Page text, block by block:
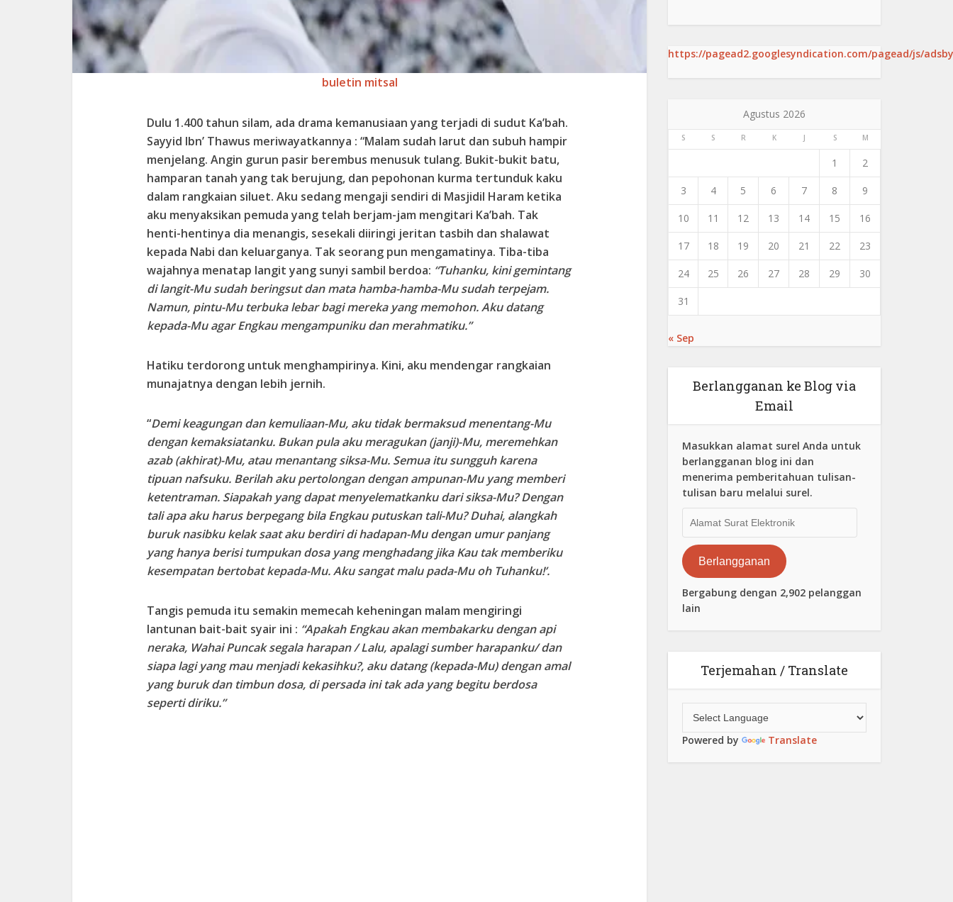
buletin mitsal
Dulu 1.400 tahun silam, ada drama kemanusiaan yang terjadi di sudut Ka’bah.
Sayyid Ibn’ Thawus meriwayatkannya : “Malam sudah larut dan subuh hampir
menjelang. Angin gurun pasir berembus menusuk tulang. Bukit-bukit batu,
hamparan tanah yang tak berujung, dan pepohonan kurma tertunduk kaku
dalam rangkaian siluet. Aku sedang mengaji sendiri di Masjidil Haram ketika
aku menyaksikan pemuda yang telah berjam-jam mengitari Ka’bah. Tak
henti-hentinya dia menangis, sesekali diiringi jeritan tasbih dan shalawat
kepada Nabi dan keluarganya. Tak seorang pun mengamatinya. Tiba-tiba
wajahnya menatap langit yang sunyi sambil berdoa: “Tuhanku, kini gemintang
di langit-Mu sudah beringsut dan mata hamba-hamba-Mu sudah terpejam.
Namun, pintu-Mu terbuka lebar bagi mereka yang memohon. Aku datang
kepada-Mu agar Engkau mengampuniku dan merahmatiku.”
Hatiku terdorong untuk menghampirinya. Kini, aku mendengar rangkaian
munajatnya dengan lebih jernih.
“Demi keagungan dan kemuliaan-Mu, aku tidak bermaksud menentang-Mu
dengan kemaksiatanku. Bukan pula aku meragukan (janji)-Mu, meremehkan
azab (akhirat)-Mu, atau menantang siksa-Mu. Semua itu sungguh karena
tipuan nafsuku. Berilah aku pertolongan dengan ampunan-Mu yang memberi
ketentraman. Siapakah yang dapat menyelematkanku dari siksa-Mu? Dengan
tali apa aku harus berpegang bila Engkau putuskan tali-Mu? Duhai, alangkah
buruk nasibku kelak saat aku berdiri di hadapan-Mu dengan umur panjang
yang hanya berisi tumpukan dosa yang menghadang jika Kau tak memberiku
kesempatan bertobat kepada-Mu. Aku sangat malu pada-Mu oh Tuhanku!’.
Tangis pemuda itu semakin memecah keheningan malam mengiringi
lantunan bait-bait syair ini : “Apakah Engkau akan membakarku dengan api
neraka, Wahai Puncak segala harapan / Lalu, apalagi sumber harapanku/ dan
siapa lagi yang mau menjadi kekasihku?, aku datang (kepada-Mu) dengan amal
yang buruk dan timbun dosa, di persada ini tak ada yang begitu berdosa
seperti diriku.”
https://pagead2.googlesyndication.com/pagead/js/
Agustus 2026
S S R K J S M
1 2
3 4 5 6 7 8 9
10 11 12 13 14 15 16
17 18 19 20 21 22 23
24 25 26 27 28 29 30
31
« Sep
Berlangganan ke Blog via
Email
Masukkan alamat surel Anda untuk
berlangganan blog ini dan
menerima pemberitahuan tulisan-
tulisan baru melalui surel.
Surat
Elektronik
Berlangganan
Bergabung dengan 2,902 pelanggan
lain
Terjemahan / Translate
Powered by Translate